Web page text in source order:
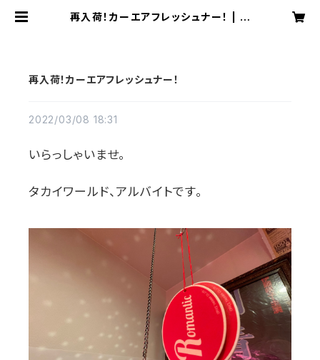
再入荷！カーエアフレッシュナー！ | タ
再入荷！カーエアフレッシュナー！
2022/03/08 18:31
いらっしゃいませ。
タカイワールド、アルバイトです。